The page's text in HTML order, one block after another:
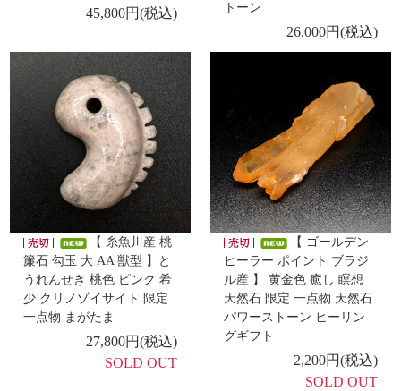
7/22
【 糸魚川翡翠 6mm玉 ブレスレット 】
7/17
-新着商品 -
【 水精神式腕珠 ミャンマー翡翠 水晶 L 】
7/15
-新着商品 -
【 糸魚川産 桃簾石 勾玉 小A 巴型 】
7/14
-新着商品 -
【 出雲石／碧玉 ブレスレット AA 10mm玉 】
-新着商品 -
【 糸魚川翡翠 勾玉 中 巴型 】
45,800円(税込)
トーン
26,000円(税込)
【 糸魚川産 桃
簾石 勾玉 大 AA 獣型 】と
うれんせき 桃色 ピンク 希
少 クリノゾイサイト 限定
一点物 まがたま
27,800円(税込)
SOLD OUT
【 ゴールデン
ヒーラー ポイント ブラジ
ル産 】 黄金色 癒し 瞑想
天然石 限定 一点物 天然石
パワーストーン ヒーリン
グギフト
2,200円(税込)
SOLD OUT